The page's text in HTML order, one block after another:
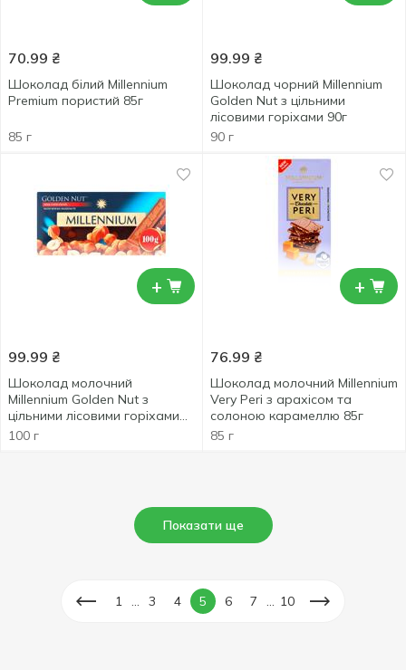
70.99 ₴
Шоколад білий Millennium
Premium пористий 85г
85 г
99.99 ₴
Шоколад чорний Millennium
Golden Nut з цільними
лісовими горіхами 90г
90 г
+
99.99 ₴
Шоколад молочний
Millennium Golden Nut з
цільними лісовими горіхами
100г
100 г
+
76.99 ₴
Шоколад молочний Millennium
Very Peri з арахісом та
солоною карамеллю 85г
85 г
Показати ще
1 3 4 5 6 7 10